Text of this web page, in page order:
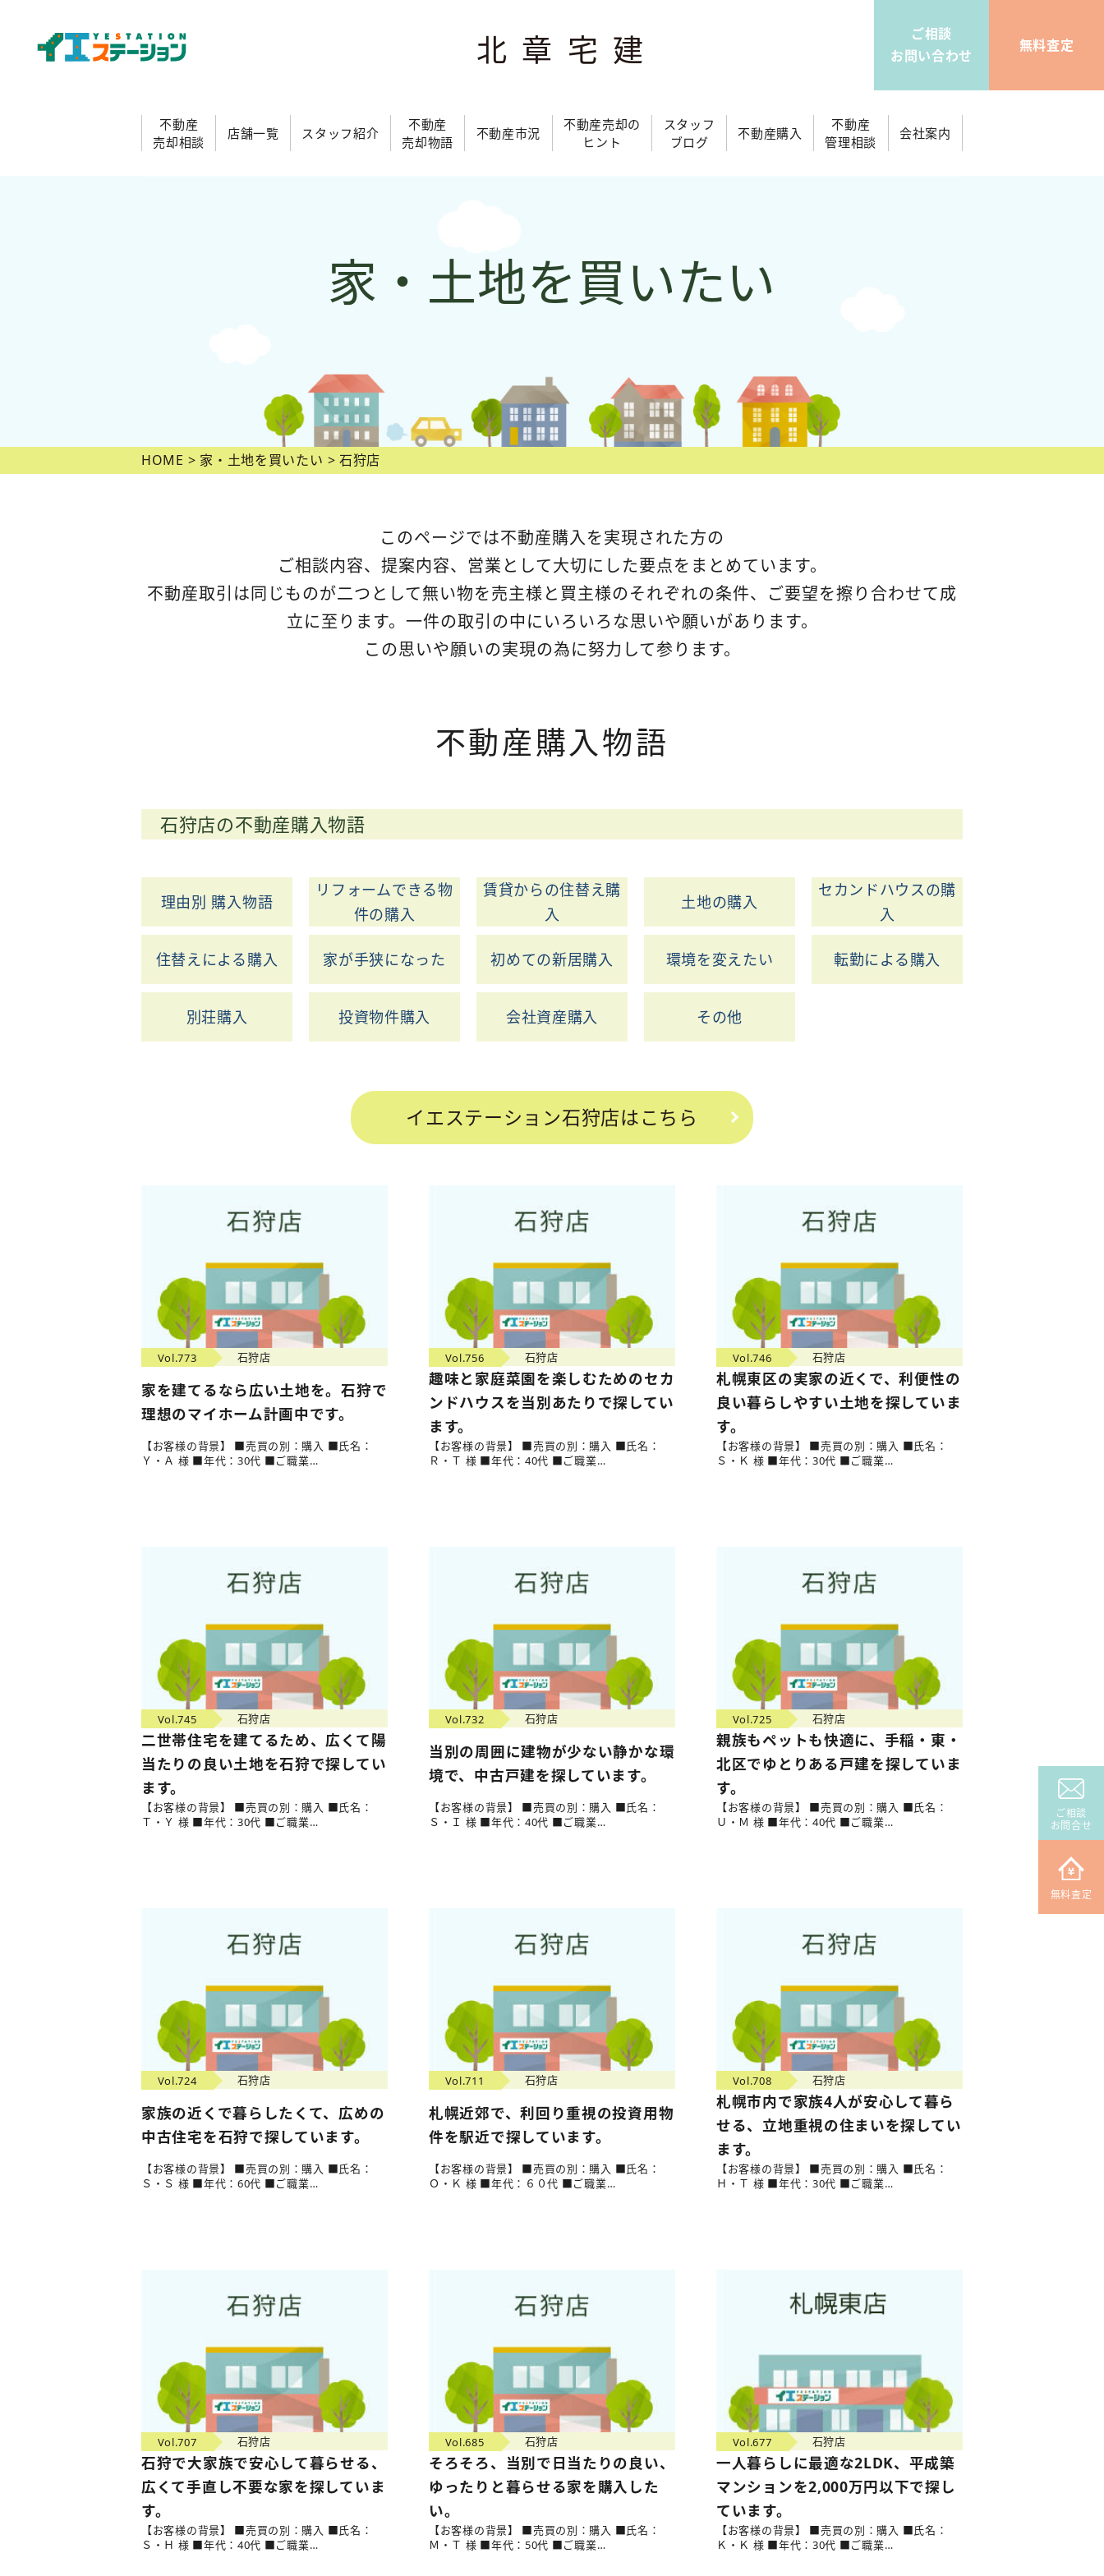
北章宅建
ご相談
お問い合わせ
無料査定
不動産
売却相談
店舗一覧 スタッフ紹介
不動産
売却物語
不動産市況
不動産売却の
ヒント
スタッフ
ブログ
不動産購入
不動産
管理相談
会社案内
家・土地を買いたい
HOME 家・土地を買いたい 石狩店
このページでは不動産購入を実現された方の
ご相談内容、提案内容、営業として大切にした要点をまとめています。
不動産取引は同じものが二つとして無い物を売主様と買主様のそれぞれの条件、ご要望を擦り合わせて成
立に至ります。一件の取引の中にいろいろな思いや願いがあります。
この思いや願いの実現の為に努力して参ります。
不動産購入物語
石狩店の不動産購入物語
理由別 購入物語
リフォームできる物
件の購入
賃貸からの住替え購
入
土地の購入
セカンドハウスの購
入
住替えによる購入 家が手狭になった 初めての新居購入 環境を変えたい 転勤による購入
別荘購入 投資物件購入 会社資産購入 その他
イエステーション石狩店はこちら
Vol.773 石狩店
家を建てるなら広い土地を。石狩で
理想のマイホーム計画中です。
【お客様の背景】 ■売買の別：購入 ■氏名：
Ｙ・Ａ 様 ■年代：30代 ■ご職業…
Vol.756 石狩店
趣味と家庭菜園を楽しむためのセカ
ンドハウスを当別あたりで探してい
ます。
【お客様の背景】 ■売買の別：購入 ■氏名：
Ｒ・Ｔ 様 ■年代：40代 ■ご職業…
Vol.746 石狩店
札幌東区の実家の近くで、利便性の
良い暮らしやすい土地を探していま
す。
【お客様の背景】 ■売買の別：購入 ■氏名：
Ｓ・Ｋ 様 ■年代：30代 ■ご職業…
Vol.745 石狩店
二世帯住宅を建てるため、広くて陽
当たりの良い土地を石狩で探してい
ます。
【お客様の背景】 ■売買の別：購入 ■氏名：
Ｔ・Ｙ 様 ■年代：30代 ■ご職業…
Vol.732 石狩店
当別の周囲に建物が少ない静かな環
境で、中古戸建を探しています。
【お客様の背景】 ■売買の別：購入 ■氏名：
Ｓ・Ｉ 様 ■年代：40代 ■ご職業…
Vol.725 石狩店
親族もペットも快適に、手稲・東・
北区でゆとりある戸建を探していま
す。
【お客様の背景】 ■売買の別：購入 ■氏名：
Ｕ・Ｍ 様 ■年代：40代 ■ご職業…
Vol.724 石狩店
家族の近くで暮らしたくて、広めの
中古住宅を石狩で探しています。
【お客様の背景】 ■売買の別：購入 ■氏名：
Ｓ・Ｓ 様 ■年代：60代 ■ご職業…
Vol.711 石狩店
札幌近郊で、利回り重視の投資用物
件を駅近で探しています。
【お客様の背景】 ■売買の別：購入 ■氏名：
Ｏ・Ｋ 様 ■年代：６０代 ■ご職業…
Vol.708 石狩店
札幌市内で家族4人が安心して暮ら
せる、立地重視の住まいを探してい
ます。
【お客様の背景】 ■売買の別：購入 ■氏名：
Ｈ・Ｔ 様 ■年代：30代 ■ご職業…
Vol.707 石狩店
石狩で大家族で安心して暮らせる、
広くて手直し不要な家を探していま
す。
【お客様の背景】 ■売買の別：購入 ■氏名：
Ｓ・Ｈ 様 ■年代：40代 ■ご職業…
Vol.685 石狩店
そろそろ、当別で日当たりの良い、
ゆったりと暮らせる家を購入した
い。
【お客様の背景】 ■売買の別：購入 ■氏名：
Ｍ・Ｔ 様 ■年代：50代 ■ご職業…
Vol.677 石狩店
一人暮らしに最適な2LDK、平成築
マンションを2,000万円以下で探し
ています。
【お客様の背景】 ■売買の別：購入 ■氏名：
Ｋ・Ｋ 様 ■年代：30代 ■ご職業…
ご相談
お問合せ
無料査定